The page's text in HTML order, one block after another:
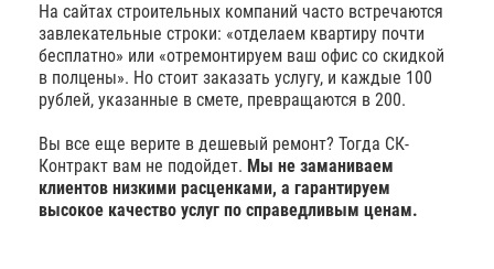
На сайтах строительных компаний часто встречаются
завлекательные строки: «отделаем квартиру почти
бесплатно» или «отремонтируем ваш офис со скидкой
в полцены». Но стоит заказать услугу, и каждые 100
рублей, указанные в смете, превращаются в 200.
Вы все еще верите в дешевый ремонт? Тогда СК-
Контракт вам не подойдет. Мы не заманиваем
клиентов низкими расценками, а гарантируем
высокое качество услуг по справедливым ценам.